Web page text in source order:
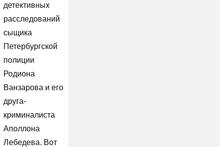
детективных
расследований
сыщика
Петербургской
полиции
Родиона
Ванзарова и его
друга-
криминалиста
Аполлона
Лебедева. Вот